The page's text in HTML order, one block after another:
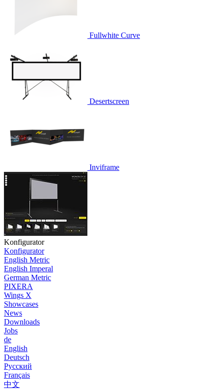
Fullwhite Curve
Desertscreen
Inviframe
Konfigurator
Konfigurator
English Metric
English Imperal
German Metric
PIXERA
Wings X
Showcases
News
Downloads
Jobs
de
English
Deutsch
Pусский
Français
中文